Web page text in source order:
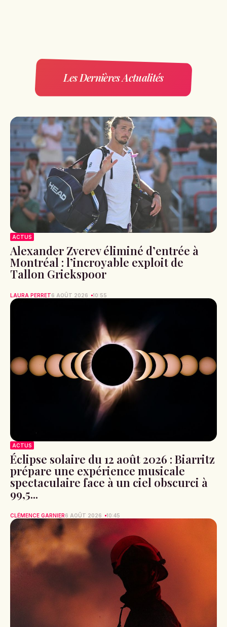
Les Dernières Actualités
ACTUS
Alexander Zverev éliminé d’entrée à
Montréal : l’incroyable exploit de
Tallon Griekspoor
LAURA PERRET6 AOÛT 2026 10:55
ACTUS
Éclipse solaire du 12 août 2026 : Biarritz
prépare une expérience musicale
spectaculaire face à un ciel obscurci à
99,5...
CLÉMENCE GARNIER6 AOÛT 2026 10:45